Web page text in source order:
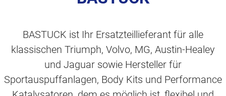
BASTUCK ist Ihr Ersatzteillieferant für alle
klassischen Triumph, Volvo, MG, Austin-Healey
und Jaguar sowie Hersteller für
Sportauspuffanlagen, Body Kits und Performance